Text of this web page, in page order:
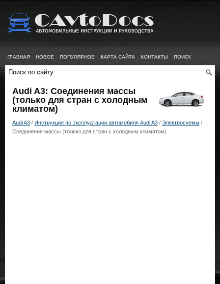
ГЛАВНАЯ НОВОЕ ПОПУЛЯРНОЕ КАРТА САЙТА КОНТАКТЫ ПОИСК
Audi A3: Соединения массы
(только для стран c холодным
климатом)
Audi A3 / Инструкция по эксплуатации автомобиля Audi A3 / Электросхемы /
Соединения массы (только для стран c холодным климатом)